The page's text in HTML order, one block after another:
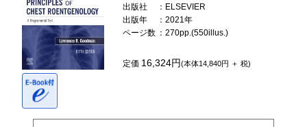
出版社
：ELSEVIER
出版年
：2021年
ページ数 ：270pp.(550illus.)
定価 16,324円(本体14,840円 ＋ 税)